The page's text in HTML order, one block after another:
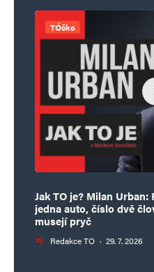
TÓčko
Jak TO je? Milan
jedna auto, číslo dvě
musejí pryč
Redakce TO · 29. 7. 2026